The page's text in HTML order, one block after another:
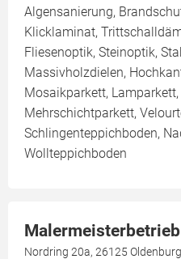
Algensanierung,
Klicklaminat,
Fliesenoptik, Steinoptik,
Massivholzdielen,
Mosaikparkett,
Mehrschichtparkett,
Schlingenteppichboden,
Wollteppichboden
Nordring 20a, 26125 Oldenburg